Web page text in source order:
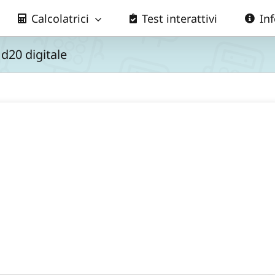
Calcolatrici Test interattivi
digitale